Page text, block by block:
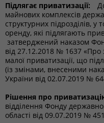
Підлягає приватизації:
майнових комплексів
структурних підрозділів,
оренду, які підлягають
затверджений наказом
від 27.12.2018 № 1637 «Про
малої приватизації, що
(із змінами, внесеними
України від 02.07.2019 №
Рішення про
відділення Фонду
області від 09.07.2019 №